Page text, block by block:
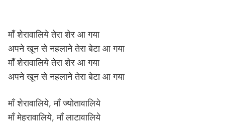
माँ शेरावालिये तेरा शेर आ गया
अपने खून से नहलाने तेरा बेटा आ गया
माँ शेरावालिये तेरा शेर आ गया
अपने खून से नहलाने तेरा बेटा आ गया
माँ शेरावालिये, माँ ज्योतावालिये
माँ मेहरावालिये, माँ लाटावालिये